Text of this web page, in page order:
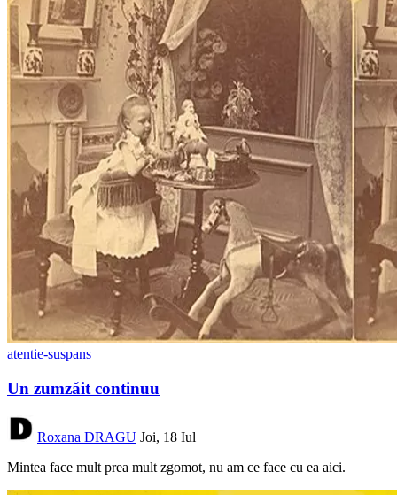
atentie-suspans
Un zumzăit continuu
Roxana DRAGU Joi, 18 Iul
Mintea face mult prea mult zgomot, nu am ce face cu ea aici.